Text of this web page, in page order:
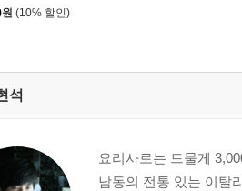
원 (10% 할인)
석
요리사로는 드물게
남동의 전통 있는 이탈